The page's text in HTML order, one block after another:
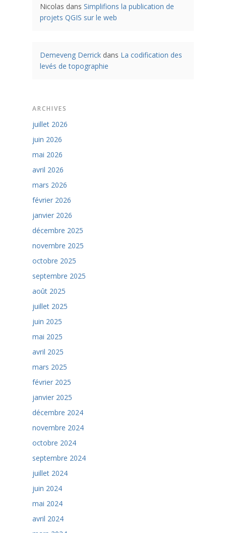
Nicolas dans Simplifions la publication de
projets QGIS sur le web
Demeveng Derrick dans La codification des
levés de topographie
ARCHIVES
juillet 2026
juin 2026
mai 2026
avril 2026
mars 2026
février 2026
janvier 2026
décembre 2025
novembre 2025
octobre 2025
septembre 2025
août 2025
juillet 2025
juin 2025
mai 2025
avril 2025
mars 2025
février 2025
janvier 2025
décembre 2024
novembre 2024
octobre 2024
septembre 2024
juillet 2024
juin 2024
mai 2024
avril 2024